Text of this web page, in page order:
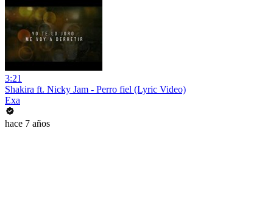
3:21
Shakira ft. Nicky Jam - Perro fiel (Lyric Video)
Exa
hace 7 años